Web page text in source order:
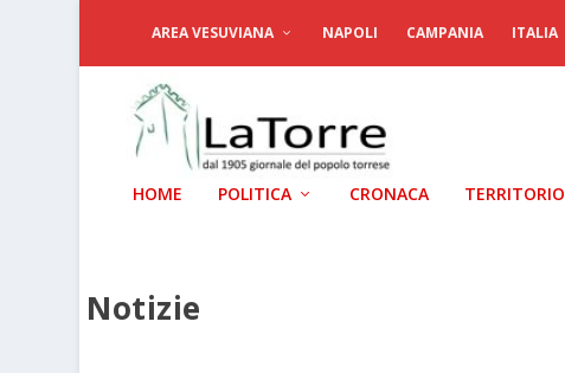
AREA VESUVIANA NAPOLI CAMPANIA ITALIA
HOME POLITICA CRONACA TERRITORIO
Notizie